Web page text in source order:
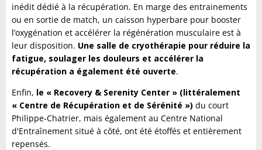
inédit dédié à la récupération. En marge des entrainements
ou en sortie de match, un caisson hyperbare pour booster
l’oxygénation et accélérer la régénération musculaire est à
leur disposition. Une salle de cryothérapie pour réduire la
fatigue, soulager les douleurs et accélérer la
récupération a également été ouverte.
Enfin, le « Recovery & Serenity Center » (littéralement
« Centre de Récupération et de Sérénité ») du court
Philippe-Chatrier, mais également au Centre National
d'Entraînement situé à côté, ont été étoffés et entièrement
repensés.